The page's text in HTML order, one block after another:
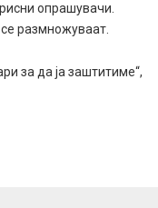
опрашувачи.
размножуваат.
за да ја заштитиме“,